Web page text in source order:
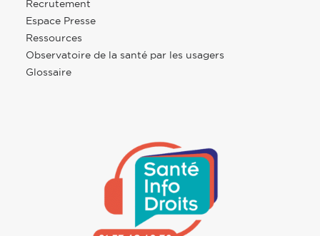
Recrutement
Espace Presse
Ressources
Observatoire de la santé par les usagers
Glossaire